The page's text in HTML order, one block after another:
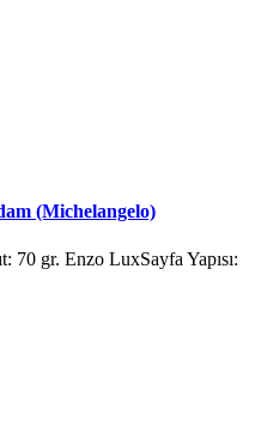
(Michelangelo)
70 gr. Enzo LuxSayfa Yapısı: